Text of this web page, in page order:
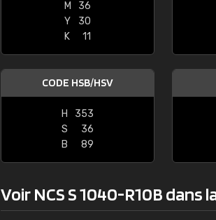
M
36
Y
30
K
11
CODE HSB/HSV
H
353
S
36
B
89
Voir NCS S 1040-R10B dans